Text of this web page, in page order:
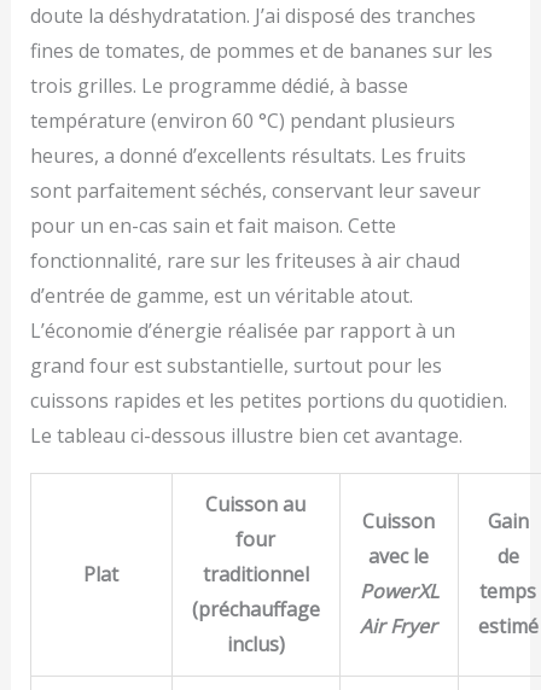
doute la déshydratation. J’ai disposé des tranches
fines de tomates, de pommes et de bananes sur les
trois grilles. Le programme dédié, à basse
température (environ 60 °C) pendant plusieurs
heures, a donné d’excellents résultats. Les fruits
sont parfaitement séchés, conservant leur saveur
pour un en-cas sain et fait maison. Cette
fonctionnalité, rare sur les friteuses à air chaud
d’entrée de gamme, est un véritable atout.
L’économie d’énergie réalisée par rapport à un
grand four est substantielle, surtout pour les
cuissons rapides et les petites portions du quotidien.
Le tableau ci-dessous illustre bien cet avantage.
Plat
Cuisson au
four
traditionnel
(préchauffage
inclus)
Cuisson
avec le
PowerXL
Air Fryer
Gain
de
temps
estimé